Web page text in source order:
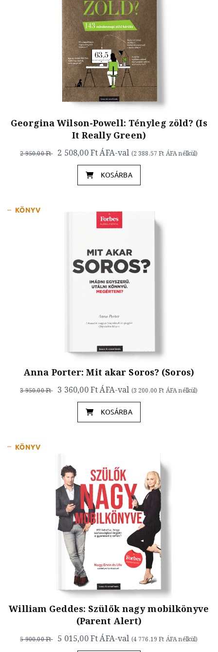
Georgina Wilson-Powell: Tényleg zöld? (Is
It Really Green)
2 950,00 Ft 2 508,00 FtÁFA-val (2 388,57 Ft ÁFA nélkül)
KOSÁRBA
KÖNYV
Anna Porter: Mit akar Soros? (Soros)
3 950,00 Ft 3 360,00 FtÁFA-val (3 200,00 Ft ÁFA nélkül)
KOSÁRBA
KÖNYV
William Geddes: Szülők nagy mobilkönyve
(Parent Alert)
5 900,00 Ft 5 015,00 FtÁFA-val (4 776,19 Ft ÁFA nélkül)